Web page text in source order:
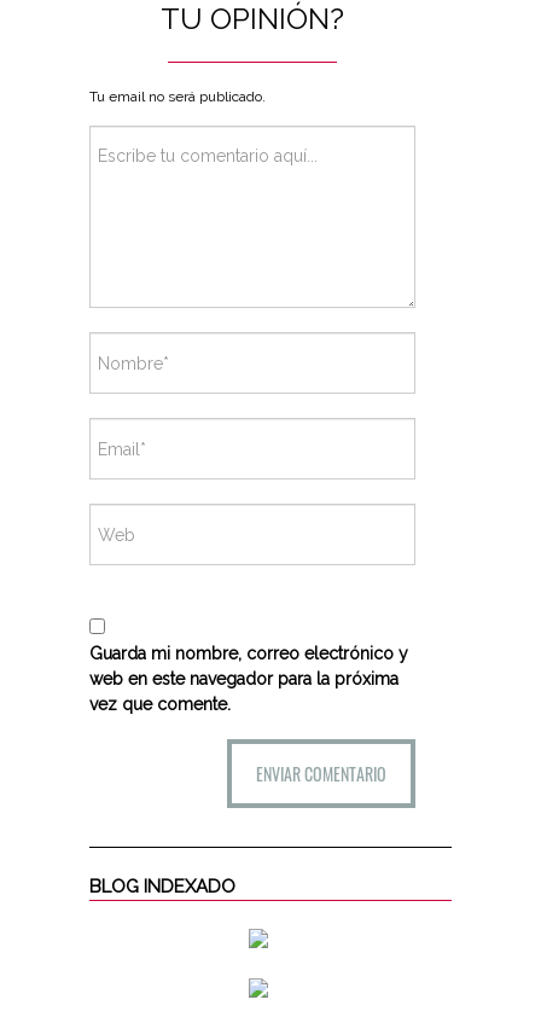
TU OPINIÓN?
Tu email no será publicado.
Guarda mi nombre, correo electrónico y
web en este navegador para la próxima
vez que comente.
BLOG INDEXADO